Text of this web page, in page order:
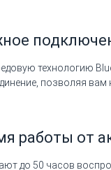
технологию
позволяя
работы от
до 50 часов